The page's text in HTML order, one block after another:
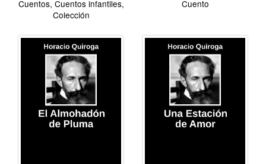
Cuentos, Cuentos infantiles,
Colección
Cuento